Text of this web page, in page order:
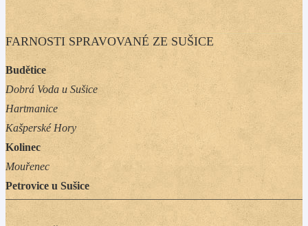
FARNOSTI SPRAVOVANÉ ZE SUŠICE
Budětice
Dobrá Voda u Sušice
Hartmanice
Kašperské Hory
Kolinec
Mouřenec
Petrovice u Sušice